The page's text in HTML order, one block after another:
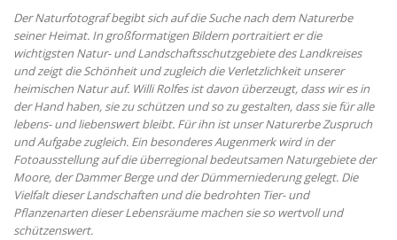
Der Naturfotograf begibt sich auf die Suche nach dem Naturerbe
seiner Heimat. In großformatigen Bildern portraitiert er die
wichtigsten Natur- und Landschaftsschutzgebiete des Landkreises
und zeigt die Schönheit und zugleich die Verletzlichkeit unserer
heimischen Natur auf. Willi Rolfes ist davon überzeugt, dass wir es in
der Hand haben, sie zu schützen und so zu gestalten, dass sie für alle
lebens- und liebenswert bleibt. Für ihn ist unser Naturerbe Zuspruch
und Aufgabe zugleich. Ein besonderes Augenmerk wird in der
Fotoausstellung auf die überregional bedeutsamen Naturgebiete der
Moore, der Dammer Berge und der Dümmerniederung gelegt. Die
Vielfalt dieser Landschaften und die bedrohten Tier- und
Pflanzenarten dieser Lebensräume machen sie so wertvoll und
schützenswert.